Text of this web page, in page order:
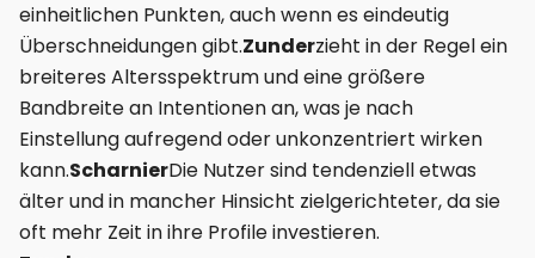
einheitlichen Punkten, auch wenn es eindeutig
Überschneidungen gibt.Zunderzieht in der Regel ein
breiteres Altersspektrum und eine größere
Bandbreite an Intentionen an, was je nach
Einstellung aufregend oder unkonzentriert wirken
kann.ScharnierDie Nutzer sind tendenziell etwas
älter und in mancher Hinsicht zielgerichteter, da sie
oft mehr Zeit in ihre Profile investieren.